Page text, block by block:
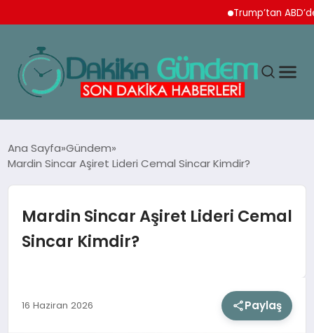
Trump’tan ABD’de
SPOR
EKONOMI
Ana Sayfa Gündem
Mardin Sincar Aşiret Lideri Cemal Sincar Kimdir?
Mardin Sincar Aşiret Lideri Cemal
Sincar Kimdir?
16 Haziran 2026 Paylaş